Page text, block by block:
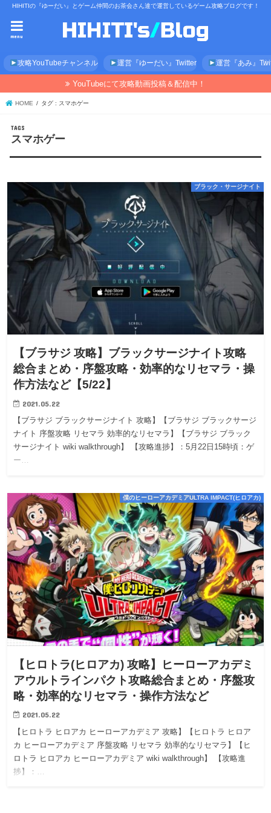
HIHITIの『ゆーだい』とゲーム仲間のお茶会さん達で運営しているゲーム攻略ブログです！
menu
攻略YouTubeチャンネル 運営『ゆーだい』Twitter 運営『あみ』
YouTubeにて攻略動画投稿＆配信中！
HOME タグ : スマホゲー
スマホゲー
ブラック・サージナイト
【ブラサジ 攻略】ブラックサージナイト攻略
総合まとめ・序盤攻略・効率的なリセマラ・操
作方法など【5/22】
2021.05.22
【ブラサジ ブラックサージナイト 攻略】【ブラサジ ブラックサージ
ナイト 序盤攻略 リセマラ 効率的なリセマラ】【ブラサジ ブラック
サージナイト wiki walkthrough】 【攻略進捗】：5月22日15時頃：ゲ
ー…
僕のヒーローアカデミアULTRA IMPACT(ヒロアカ)
【ヒロトラ(ヒロアカ) 攻略】ヒーローアカデミ
アウルトラインパクト攻略総合まとめ・序盤攻
略・効率的なリセマラ・操作方法など
2021.05.22
【ヒロトラ ヒロアカ ヒーローアカデミア 攻略】【ヒロトラ ヒロア
カ ヒーローアカデミア 序盤攻略 リセマラ 効率的なリセマラ】【ヒ
ロトラ ヒロアカ ヒーローアカデミア wiki walkthrough】 【攻略進
捗】：…